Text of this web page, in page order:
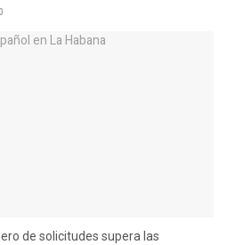
0
de solicitudes supera las